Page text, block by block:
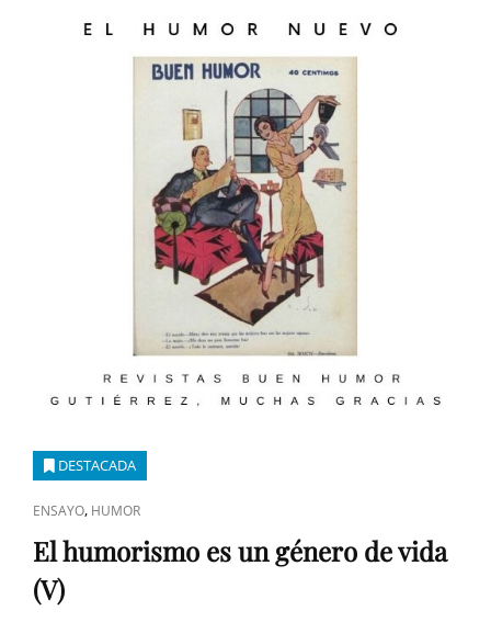
DESTACADA
ENLACES
DE
CATEGORÍAS
ENSAYO, HUMOR
El humorismo es un género de vida
(V)